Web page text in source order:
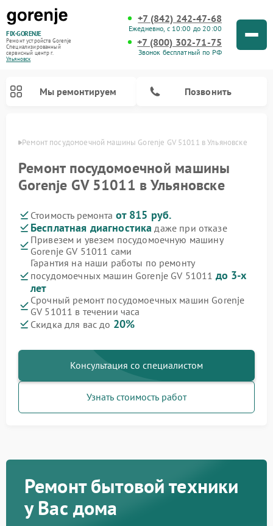
FIX-GORENJE
Ремонт устройств Gorenje
Специализированный
cервисный центр г.
Ульяновск
+7 (842) 242-47-68
Ежедневно, с 10:00 до 20:00
+7 (800) 302-71-75
Звонок бесплатный по РФ
Мы ремонтируем Позвонить
Ремонт посудомоечной машины Gorenje GV 51011 в Ульяновске
Ремонт посудомоечной машины
Gorenje GV 51011 в Ульяновске
Стоимость ремонта от 815 руб.
Бесплатная диагностика даже при отказе
Привезем и увезем посудомоечную машину
Gorenje GV 51011 сами
Гарантия на наши работы по ремонту
посудомоечных машин Gorenje GV 51011 до 3-х
лет
Срочный ремонт посудомоечных машин Gorenje
GV 51011 в течении часа
Скидка для вас до 20%
Консультация со специалистом
Узнать стоимость работ
Ремонт бытовой техники
у Вас дома